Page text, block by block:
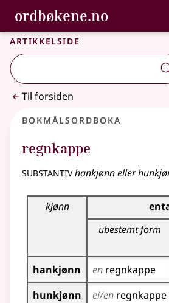
Gå til hovedinnhold
Tilgjengelighet
ordbøkene.no,
Bokmålsordboka og Nynorskordboka
Artikkelside
Til forsiden
Bokmålsordboka
regnkappe
substantivhankjønn eller
Bøyingstabell for dette
kjønn
ubestemt form
hankjønn
en regnkappe
hunkjønn
ei/en regnkappe